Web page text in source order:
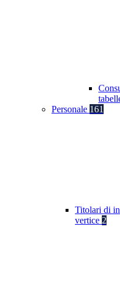
Personale 161
Titolari di
vertice 2